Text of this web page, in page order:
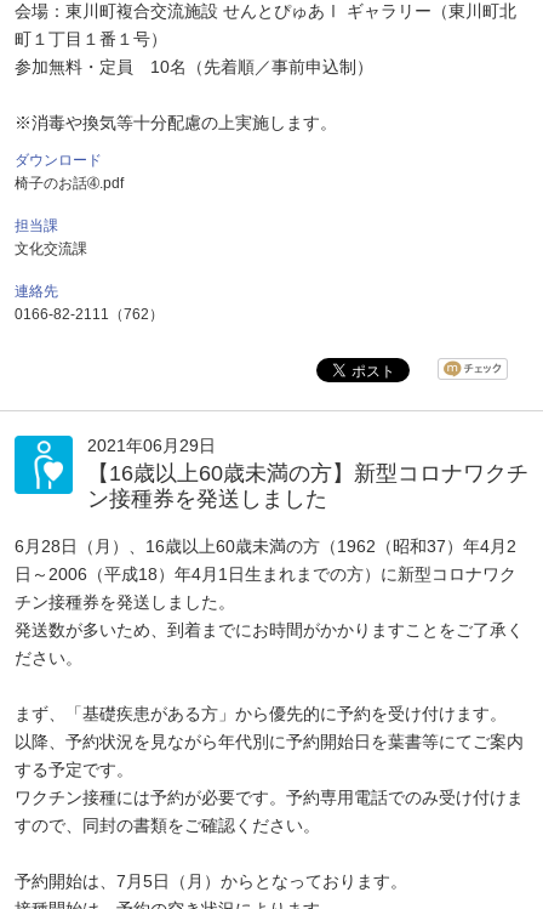
会場：東川町複合交流施設 せんとぴゅあⅠ ギャラリー（東川町北
町１丁目１番１号）
参加無料・定員 10名（先着順／事前申込制）
※消毒や換気等十分配慮の上実施します。
ダウンロード
椅子のお話➃.pdf
担当課
文化交流課
連絡先
0166-82-2111（762）
2021年06月29日
【16歳以上60歳未満の方】新型コロナワクチ
ン接種券を発送しました
6月28日（月）、16歳以上60歳未満の方（1962（昭和37）年4月2
日～2006（平成18）年4月1日生まれまでの方）に新型コロナワク
チン接種券を発送しました。
発送数が多いため、到着までにお時間がかかりますことをご了承く
ださい。
まず、「基礎疾患がある方」から優先的に予約を受け付けます。
以降、予約状況を見ながら年代別に予約開始日を葉書等にてご案内
する予定です。
ワクチン接種には予約が必要です。予約専用電話でのみ受け付けま
すので、同封の書類をご確認ください。
予約開始は、7月5日（月）からとなっております。